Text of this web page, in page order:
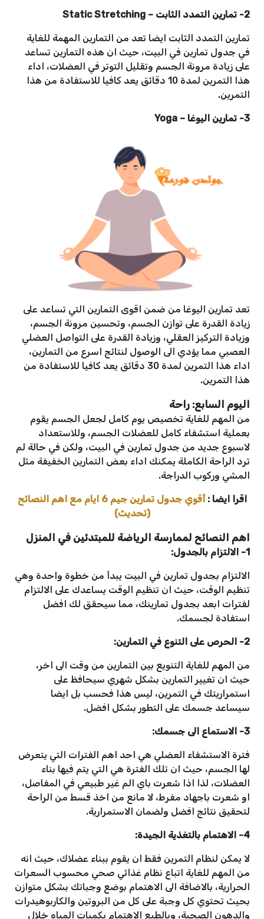
2- تمارين التمدد الثابت –
تمارين التمدد الثابت ايضا تعد من التمارين المهمة للغاية
في جدول تمارين في البيت، حيث ان هذه التمارين تساعد
على زيادة مرونة الجسم وتقليل التوتر في العضلات، اداء
هذا التمرين لمدة 10 دقائق يعد كافيا للاستفادة من هذا
التمرين.
3- تمارين اليوغا –
تعد تمارين اليوغا من ضمن اقوى التمارين التي تساعد على
زيادة القدرة على توازن الجسم، وتحسين مرونة الجسم،
وزيادة التركيز العقلي، وزيادة القدرة على التواصل العضلي
العصبي مما يؤدي الى الوصول لنتائج اسرع من التمارين،
اداء هذا التمرين لمدة 30 دقائق يعد كافيا للاستفادة من
هذا التمرين.
اليوم السابع: راحة
من المهم للغاية تخصيص يوم كامل لجعل الجسم يقوم
بعملية استشفاء كامل للعضلات الجسم، وللاستعداد
لاسبوع جديد من جدول تمارين في البيت، ولكن في حالة لم
ترد الراحة الكاملة يمكنك اداء بعض التمارين الخفيفة مثل
المشي وركوب الدراجة.
اقرا ايضا :
أقوي جدول تمارين جيم 6 ايام مع اهم النصائح
(تحديث)
اهم النصائح لممارسة الرياضة للمبتدئين في المنزل
1- الالتزام بالجدول:
الالتزام بجدول تمارين في البيت يبدأ من خطوة واحدة وهي
تنظيم الوقت، حيث ان تنظيم الوقت يساعدك على الالتزام
لفترات ابعد بجدول تمارينك، مما سيحقق لك افضل
استفادة لجسمك.
2- الحرص على التنوع في التمارين:
من المهم للغاية التنويع بين التمارين من وقت الى اخر،
حيث ان تغيير التمارين بشكل شهري سيحافظ على
استمراريتك في التمرين، ليس هذا فحسب بل ايضا
سيساعد جسمك على التطور بشكل افضل.
3- الاستماع الى جسمك:
فترة الاستشفاء العضلي هي احد اهم الفترات التي يتعرض
لها الجسم، حيث ان تلك الفترة هي التي يتم فيها بناء
العضلات، لذا اذا شعرت باي الم غير طبيعي في المفاصل،
او شعرت باجهاد مفرط، لا مانع من اخذ قسط من الراحة
لتحقيق نتائج افضل ولضمان الاستمرارية.
4- الاهتمام بالتغذية الجيدة:
لا يمكن لنظام التمرين فقط ان يقوم ببناء عضلاك، حيث انه
من المهم للغاية اتباع نظام غذائي صحي محسوب السعرات
الحرارية، بالاضافة الى الاهتمام بوضع وجباتك بشكل متوازن
بحيث تحتوي كل وجبة على كل من البروتين والكاربوهيدرات
والدهون الصحية، وبالطبع الاهتمام بكميات المياه خلال